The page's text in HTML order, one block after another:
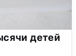
детей